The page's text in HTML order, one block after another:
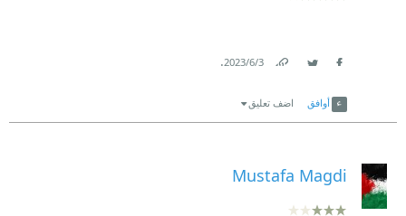
3‏/6‏/2023
.
أوافق اضف تعليق
Mustafa Magdi